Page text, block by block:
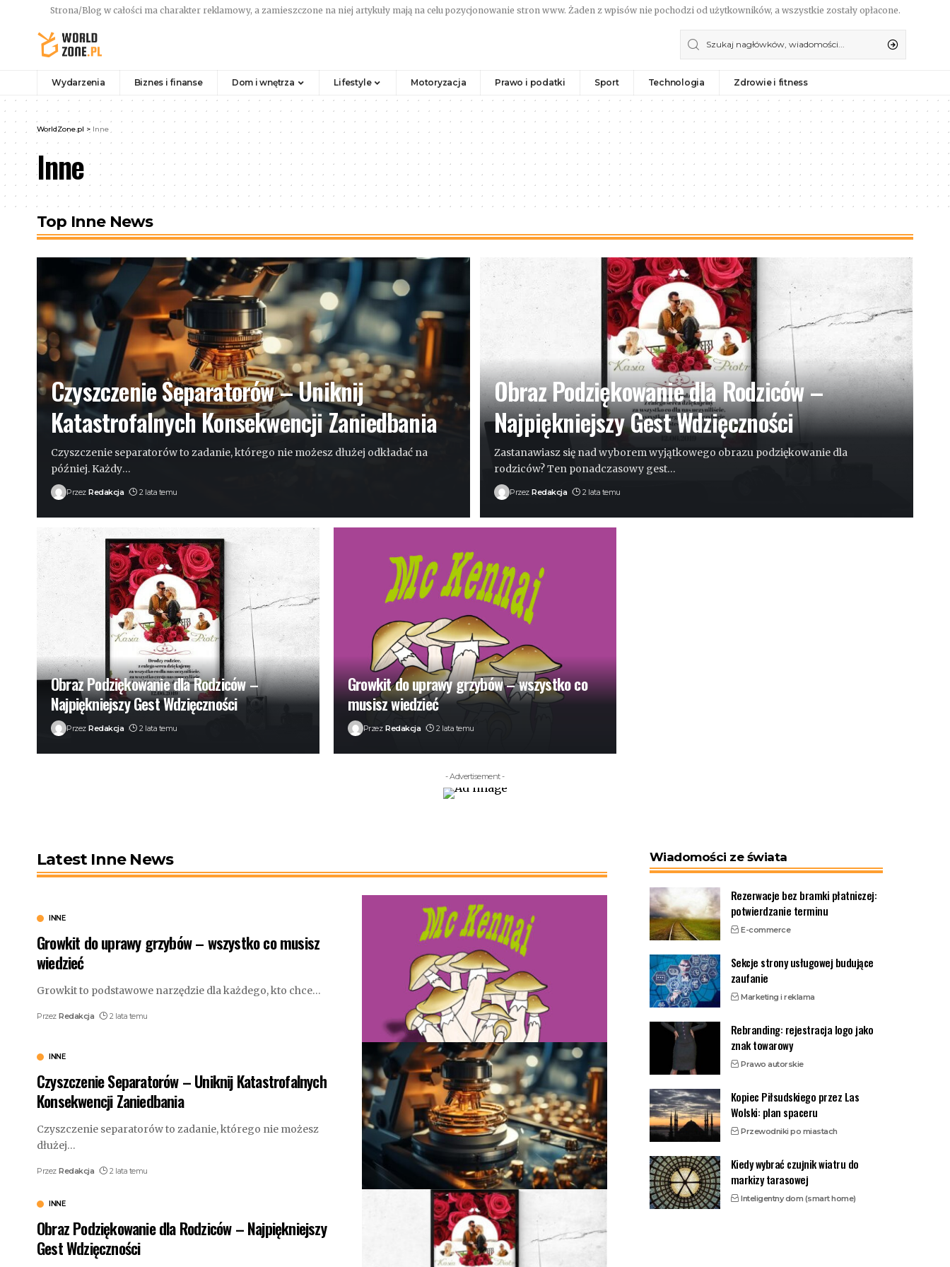
Strona/Blog w całości ma charakter reklamowy, a zamieszczone na niej artykuły mają na celu pozycjonowanie stron www. Żaden z wpisów nie pochodzi od użytkowników, a wszystkie zostały opłacone.
Wydarzenia Biznes i finanse Dom i wnętrza Lifestyle Motoryzacja Prawo i podatki Sport Technologia Zdrowie i fitness
WorldZone.pl > Inne
Inne
Top Inne News
Czyszczenie Separatorów – Uniknij
Katastrofalnych Konsekwencji Zaniedbania
Czyszczenie separatorów to zadanie, którego nie możesz dłużej odkładać na
później. Każdy…
Przez Redakcja 2 lata temu
Obraz Podziękowanie dla Rodziców –
Najpiękniejszy Gest Wdzięczności
Zastanawiasz się nad wyborem wyjątkowego obrazu podziękowanie dla
rodziców? Ten ponadczasowy gest…
Przez Redakcja 2 lata temu
Obraz Podziękowanie dla Rodziców –
Najpiękniejszy Gest Wdzięczności
Przez Redakcja 2 lata temu
Growkit do uprawy grzybów – wszystko co
musisz wiedzieć
Przez Redakcja 2 lata temu
- Advertisement -
Latest Inne News
INNE
Growkit do uprawy grzybów – wszystko co musisz
wiedzieć
Growkit to podstawowe narzędzie dla każdego, kto chce…
Przez Redakcja 2 lata temu
INNE
Czyszczenie Separatorów – Uniknij Katastrofalnych
Konsekwencji Zaniedbania
Czyszczenie separatorów to zadanie, którego nie możesz
dłużej…
Przez Redakcja 2 lata temu
INNE
Obraz Podziękowanie dla Rodziców – Najpiękniejszy
Gest Wdzięczności
Wiadomości ze świata
Rezerwacje bez bramki płatniczej:
potwierdzanie terminu
E-commerce
Sekcje strony usługowej budujące
zaufanie
Marketing i reklama
Rebranding: rejestracja logo jako
znak towarowy
Prawo autorskie
Kopiec Piłsudskiego przez Las
Wolski: plan spaceru
Przewodniki po miastach
Kiedy wybrać czujnik wiatru do
markizy tarasowej
Inteligentny dom (smart home)